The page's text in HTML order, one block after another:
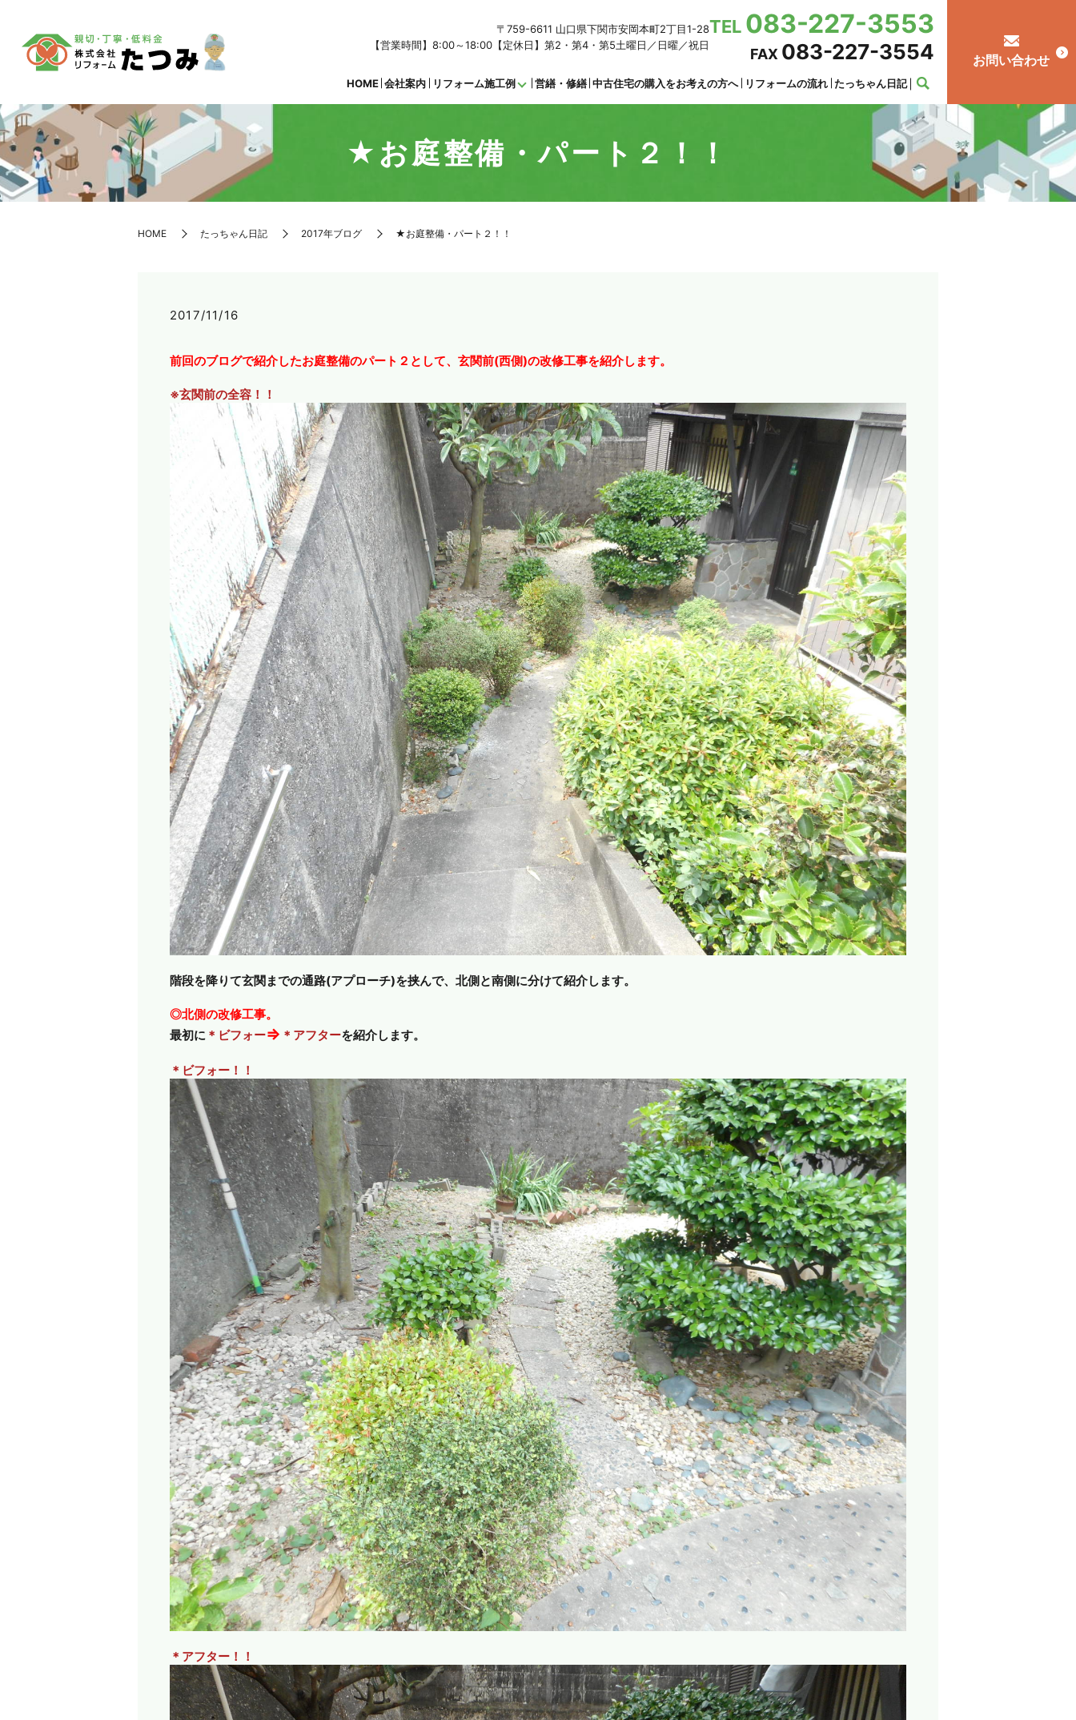
HOME 会社案内 リフォーム施工例 営繕・修繕 中古住宅の購入をお考えの方へ リフォームの流れ たっちゃん日記
お問い合わせ
〒759-6611 山口県下関市安岡本町2丁目1-28
【営業時間】8:00～18:00【定休日】第2・第4・第5土曜日／日曜／祝日
TEL 083-227-3553
FAX 083-227-3554
★お庭整備・パート２！！
HOME たっちゃん日記 2017年ブログ ★お庭整備・パート２！！
2017/11/16
前回のブログで紹介したお庭整備のパート２として、玄関前(西側)の改修工事を紹介します。
※玄関前の全容！！
階段を降りて玄関までの通路(アプローチ)を挟んで、北側と南側に分けて紹介します。
◎北側の改修工事。
最初に ＊ビフォー⇒ ＊アフターを紹介します。
＊ビフォー！！
＊アフター！！